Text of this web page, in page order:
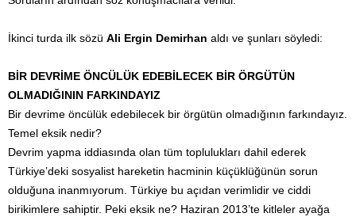
İkinci turda ilk sözü Ali Ergin Demirhan aldı ve şunları söyledi:
BİR DEVRİME ÖNCÜLÜK EDEBİLECEK BİR ÖRGÜTÜN
OLMADIĞININ FARKINDAYIZ
Bir devrime öncülük edebilecek bir örgütün olmadığının farkındayız.
Temel eksik nedir?
Devrim yapma iddiasında olan tüm toplulukları dahil ederek
Türkiye’deki sosyalist hareketin hacminin küçüklüğünün sorun
olduğuna inanmıyorum. Türkiye bu açıdan verimlidir ve ciddi
birikimlere sahiptir. Peki eksik ne? Haziran 2013’te kitleler ayağa